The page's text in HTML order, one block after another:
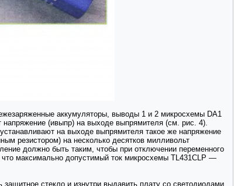
аккумуляторы, выводы 1 и 2 микросхемы DA1
(ивыпр) на выходе выпрямителя (см. рис. 4).
на выходе выпрямителя такое же напряжение
резистором) на несколько десятков милливольт
должно быть таким, чтобы при отключении переменного
максимально допустимый ток микросхемы TL431CLP —
стекло и изнутри выдавить плату со светодиодами.